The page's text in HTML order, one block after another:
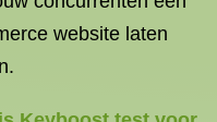
website laten